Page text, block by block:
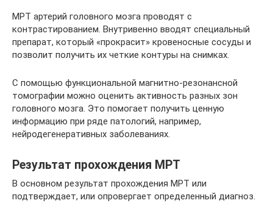
МРТ артерий головного мозга проводят с
контрастированием. Внутривенно вводят специальный
препарат, который «прокрасит» кровеносные сосуды и
позволит получить их четкие контуры на снимках.
С помощью функциональной магнитно-резонансной
томографии можно оценить активность разных зон
головного мозга. Это помогает получить ценную
информацию при ряде патологий, например,
нейродегенеративных заболеваниях.
Результат прохождения МРТ
В основном результат прохождения МРТ или
подтверждает, или опровергает определенный диагноз.